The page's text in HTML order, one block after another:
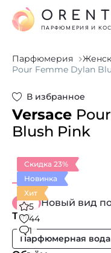
ПАРФЮМЕРИЯ И
Парфюмерия
Pour Femme Dylan
В избранное
Versace
Blush Pink
Скидка 23%
Новинка
Хит
5
44
1
Новый вид
Тип
Парфюмерная вода